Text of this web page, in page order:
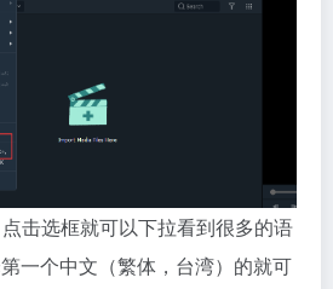
击选框就可以下拉看到很多的语
一个中文（繁体，台湾）的就可